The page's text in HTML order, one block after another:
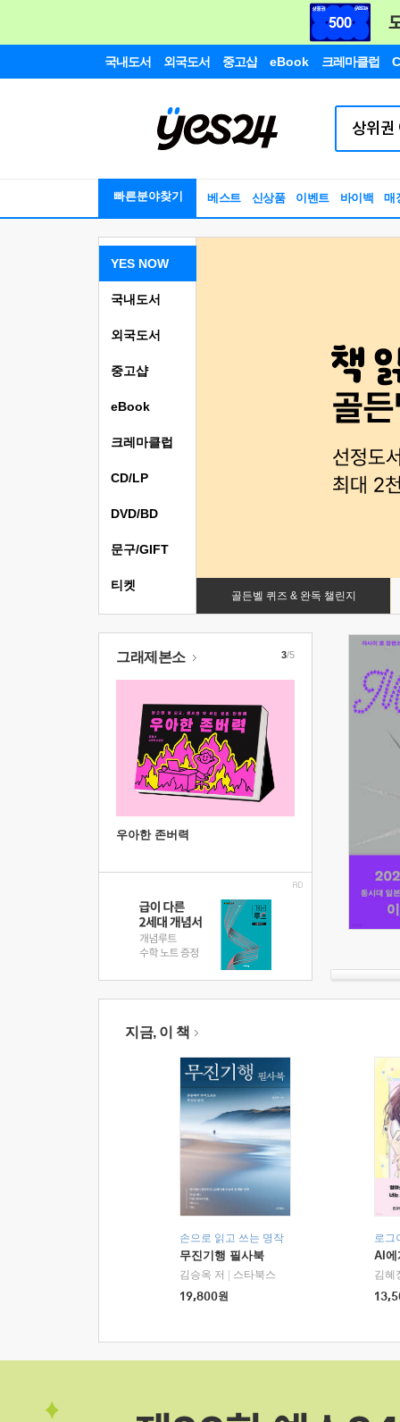
국내도서 외국도서 중고샵 eBook 크레마클럽
빠른분야찾기 베스트 신상품 이벤트 바이백 매
YES NOW
골든벨 퀴즈 & 완독 챌린지
국내도서
외국도서
중고샵
eBook
크레마클럽
CD/LP
DVD/BD
문구/GIFT
티켓
그래제본소
우아한 존버력
3/5
지금, 이 책
손으로 읽고 쓰는 명작
무진기행 필사북
김승옥 저
스타북스
19,800원
로그
AI에
김혜